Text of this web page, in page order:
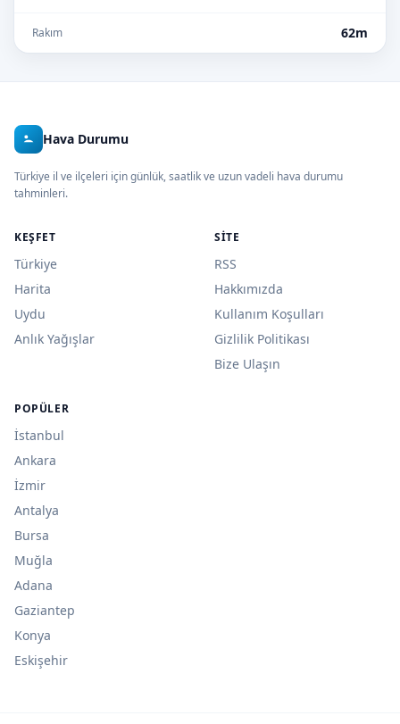
Rakım 62m
Hava Durumu
Türkiye il ve ilçeleri için günlük, saatlik ve uzun vadeli hava durumu
tahminleri.
KEŞFET
Türkiye
Harita
Uydu
Anlık Yağışlar
SITE
RSS
Hakkımızda
Kullanım Koşulları
Gizlilik Politikası
Bize Ulaşın
POPÜLER
İstanbul
Ankara
İzmir
Antalya
Bursa
Muğla
Adana
Gaziantep
Konya
Eskişehir